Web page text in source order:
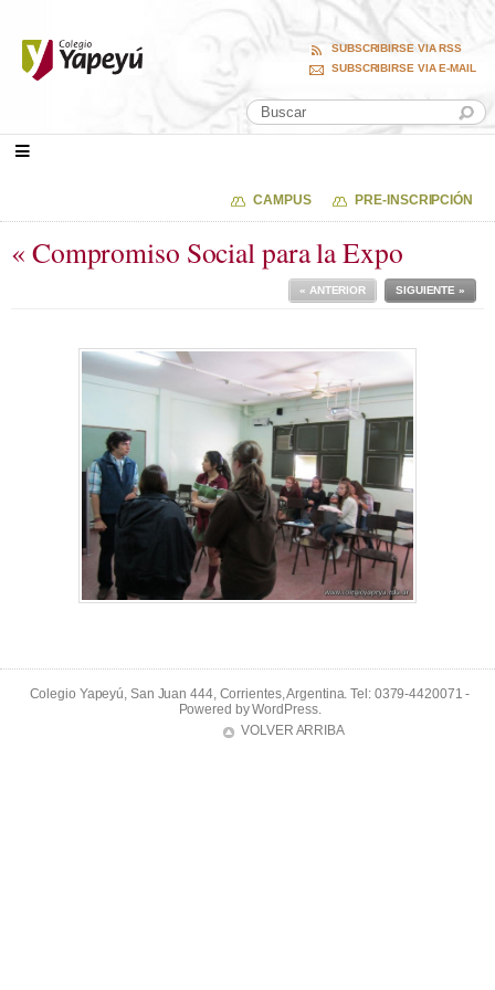
SUBSCRIBIRSE VIA RSS
SUBSCRIBIRSE VIA E-MAIL
CAMPUS PRE-INSCRIPCIÓN
« Compromiso Social para la Expo
SIGUIENTE »
« ANTERIOR
Colegio Yapeyú, San Juan 444, Corrientes, Argentina. Tel: 0379-4420071 -
Powered byWordPress.
VOLVER ARRIBA